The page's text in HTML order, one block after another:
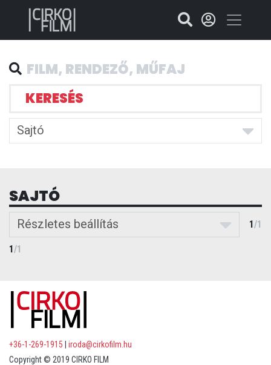
KERESÉS
Sajtó
SAJTÓ
Részletes beállítás 1/1
1/1
+36-1-269-1915
iroda@cirkofilm.hu
Copyright © 2019 CIRKO FILM